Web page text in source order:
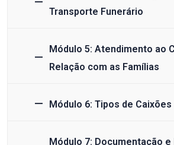
Transporte Funerário
Módulo 5: Atendimento ao
Relação com as Famílias
Módulo 6: Tipos de Caixões
Módulo 7: Documentação